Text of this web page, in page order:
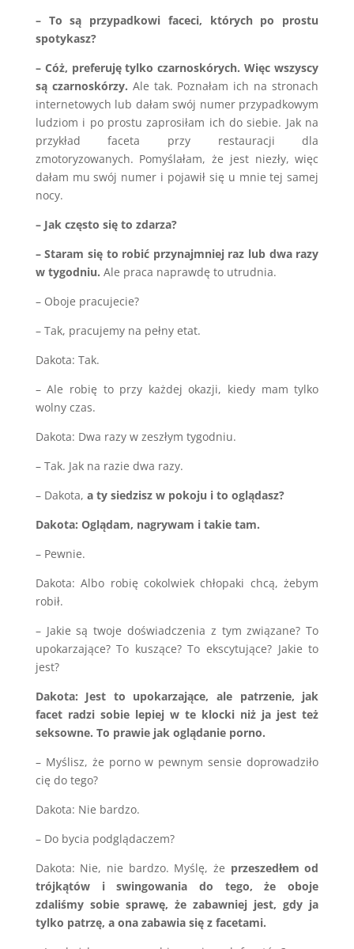
– To są przypadkowi faceci, których po prostu
spotykasz?
– Cóż, preferuję tylko czarnoskórych. Więc wszyscy
są czarnoskórzy. Ale tak. Poznałam ich na stronach
internetowych lub dałam swój numer przypadkowym
ludziom i po prostu zaprosiłam ich do siebie. Jak na
przykład faceta przy restauracji dla
zmotoryzowanych. Pomyślałam, że jest niezły, więc
dałam mu swój numer i pojawił się u mnie tej samej
nocy.
– Jak często się to zdarza?
– Staram się to robić przynajmniej raz lub dwa razy
w tygodniu. Ale praca naprawdę to utrudnia.
– Oboje pracujecie?
– Tak, pracujemy na pełny etat.
Dakota: Tak.
– Ale robię to przy każdej okazji, kiedy mam tylko
wolny czas.
Dakota: Dwa razy w zeszłym tygodniu.
– Tak. Jak na razie dwa razy.
– Dakota, a ty siedzisz w pokoju i to oglądasz?
Dakota: Oglądam, nagrywam i takie tam.
– Pewnie.
Dakota: Albo robię cokolwiek chłopaki chcą, żebym
robił.
– Jakie są twoje doświadczenia z tym związane? To
upokarzające? To kuszące? To ekscytujące? Jakie to
jest?
Dakota: Jest to upokarzające, ale patrzenie, jak
facet radzi sobie lepiej w te klocki niż ja jest też
seksowne. To prawie jak oglądanie porno.
– Myślisz, że porno w pewnym sensie doprowadziło
cię do tego?
Dakota: Nie bardzo.
– Do bycia podglądaczem?
Dakota: Nie, nie bardzo. Myślę, że przeszedłem od
trójkątów i swingowania do tego, że oboje
zdaliśmy sobie sprawę, że zabawniej jest, gdy ja
tylko patrzę, a ona zabawia się z facetami.